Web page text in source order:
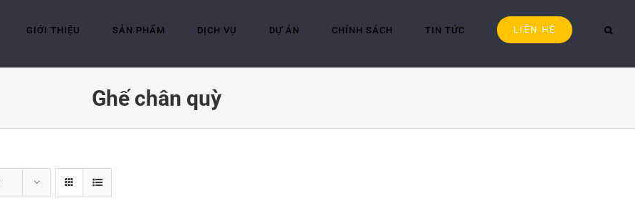
GIỚI THIỆU SẢN PHẨM DỊCH VỤ DỰ ÁN CHÍNH SÁCH TIN TỨC LIÊN HỆ
Ghế chân quỳ